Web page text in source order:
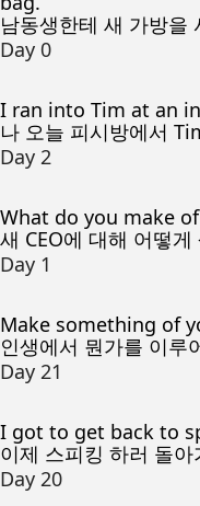
남동생한테 새 가방을
Day 0
I ran into Tim at an
나 오늘 피시방에서
Day 2
What do you make
새 CEO에 대해 어떻게
Day 1
Make something of
인생에서 뭔가를 이루
Day 21
I got to get back to
이제 스피킹 하러 돌아
Day 20